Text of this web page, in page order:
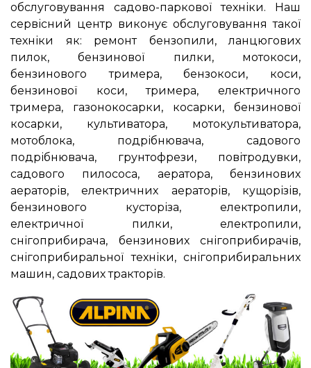
обслуговування садово-паркової техніки. Наш
сервісний центр виконує обслуговування такої
техніки як: ремонт бензопили, ланцюгових
пилок, бензинової пилки, мотокоси,
бензинового тримера, бензокоси, коси,
бензинової коси, тримера, електричного
тримера, газонокосарки, косарки, бензинової
косарки, культиватора, мотокультиватора,
мотоблока, подрібнювача, садового
подрібнювача, грунтофрези, повітродувки,
садового пилососа, аератора, бензинових
аераторів, електричних аераторів, кущорізів,
бензинового кусторіза, електропили,
електричної пилки, електропили,
снігоприбирача, бензинових снігоприбирачів,
снігоприбиральної техніки, снігоприбиральних
машин, садових тракторів.